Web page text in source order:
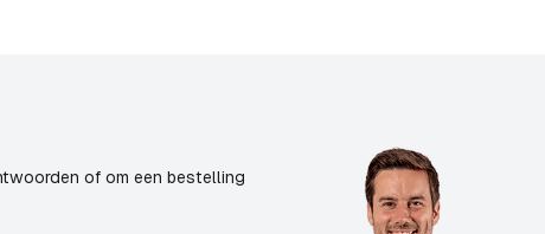
of om een bestelling